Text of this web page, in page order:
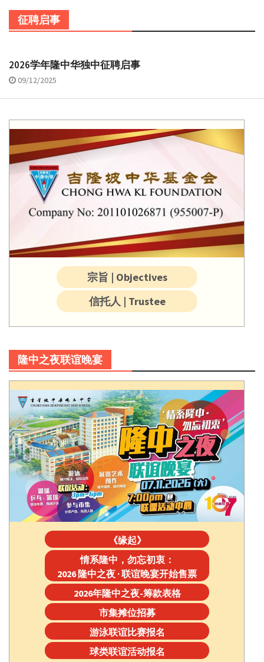
征聘启事
2026学年隆中华独中征聘启事
09/12/2025
宗旨 | Objectives
信托人 | Trustee
隆中之夜联谊晚宴
《缘起》
情系隆中，勿忘初衷：
2026 隆中之夜 · 联谊晚宴开始售票
2026年隆中之夜-筹款表格
市集摊位招募
游泳联谊比赛报名
球类联谊活动报名